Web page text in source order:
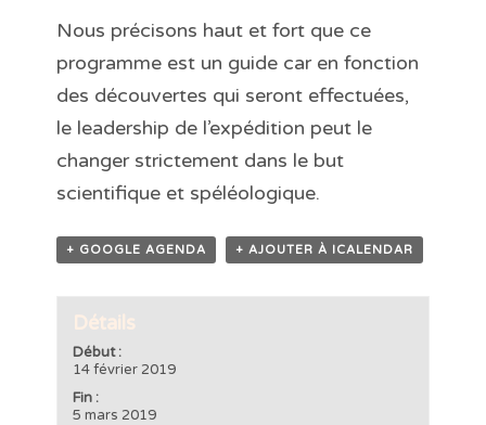
Nous précisons haut et fort que ce
programme est un guide car en fonction
des découvertes qui seront effectuées,
le leadership de l’expédition peut le
changer strictement dans le but
scientifique et spéléologique.
+ GOOGLE AGENDA + AJOUTER À ICALENDAR
Détails
Début :
14 février 2019
Fin :
5 mars 2019